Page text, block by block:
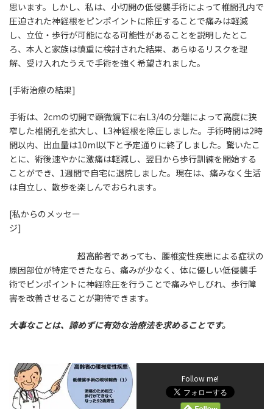
思います。しかし、私は、小切開の低侵襲手術によって椎間孔内で
圧迫された神経根をピンポイントに除圧することで痛みは軽減
し、立位・歩行が可能になる可能性があることを説明したとこ
ろ、本人と家族は慎重に検討された結果、あらゆるリスクを理
解、受け入れたうえで手術を強く希望されました。
[手術治療の結果]
手術は、2cmの切開で顕微鏡下に右L3/4の分離によって高度に狭
窄した椎間孔を拡大し、L3神経根を除圧しました。手術時間は2時
間以内、出血量は10ml以下と予定通りに終了しました。驚いたこ
とに、術後速やかに激痛は軽減し、翌日から歩行訓練を開始する
ことができ、1週間で自宅に退院しました。現在は、痛みなく生活
は自立し、散歩を楽しんでおられます。
[私からのメッセー
ジ]
超高齢者であっても、腰椎変性疾患による症状の
原因部位が特定できたなら、痛みが少なく、体に優しい低侵襲手
術でピンポイントに神経除圧を行うことで痛みやしびれ、歩行障
害を改善させることが期待できます。
大事なことは、諦めずに有効な治療法を求めることです。
Follow me!